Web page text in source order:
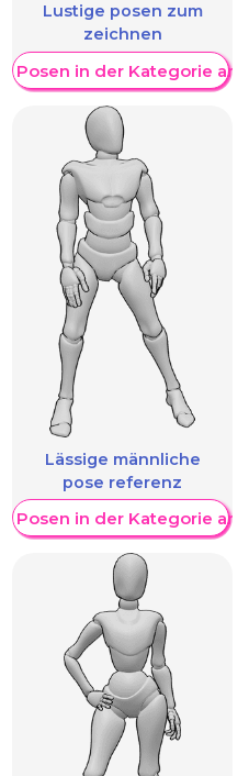
Lustige posen zum
zeichnen
Posen in der Kategorie
Lässige männliche
pose referenz
Posen in der Kategorie